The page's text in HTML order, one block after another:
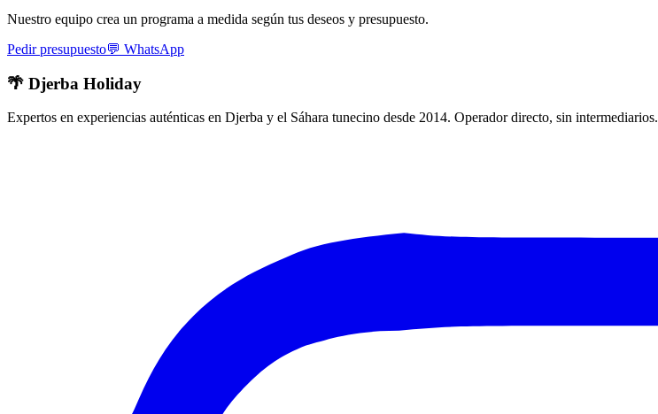
Nuestro equipo crea un programa a medida según tus deseos y presupuesto.
Pedir presupuesto💬 WhatsApp
🌴 Djerba Holiday
Expertos en experiencias auténticas en Djerba y el Sáhara tunecino desde 2014. Operador directo, sin intermediarios.